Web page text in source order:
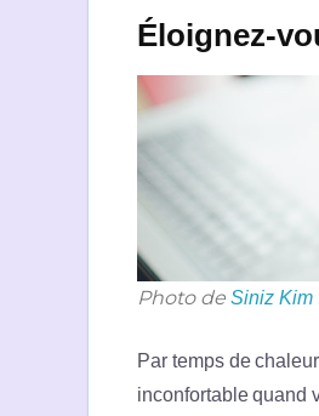
Éloignez-
Photo de Siniz Kim
Par temps de
inconfortable quand